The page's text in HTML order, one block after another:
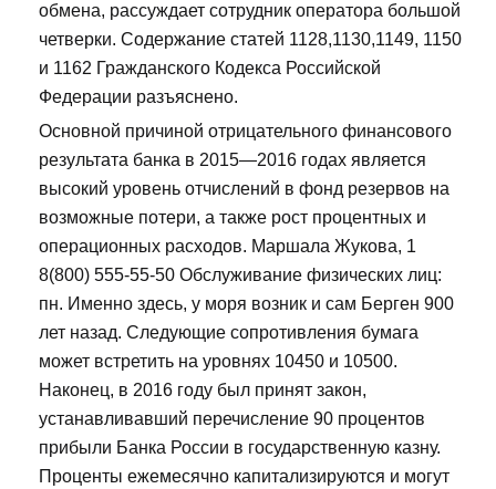
обмена, рассуждает сотрудник оператора большой
четверки. Содержание статей 1128,1130,1149, 1150
и 1162 Гражданского Кодекса Российской
Федерации разъяснено.
Основной причиной отрицательного финансового
результата банка в 2015—2016 годах является
высокий уровень отчислений в фонд резервов на
возможные потери, а также рост процентных и
операционных расходов. Маршала Жукова, 1
8(800) 555-55-50 Обслуживание физических лиц:
пн. Именно здесь, у моря возник и сам Берген 900
лет назад. Следующие сопротивления бумага
может встретить на уровнях 10450 и 10500.
Наконец, в 2016 году был принят закон,
устанавливавший перечисление 90 процентов
прибыли Банка России в государственную казну.
Проценты ежемесячно капитализируются и могут